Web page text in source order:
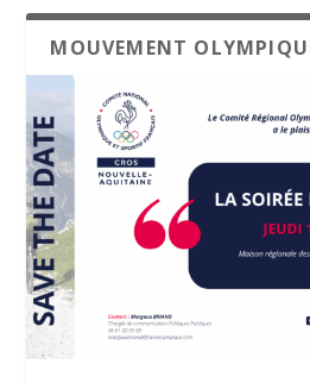
MOUVEMENT